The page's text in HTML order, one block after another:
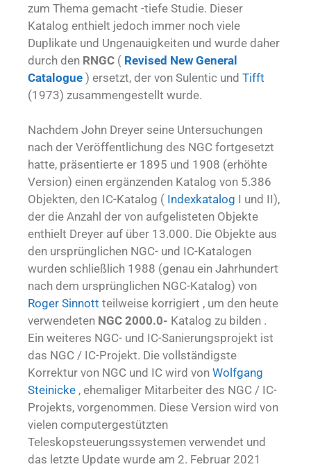
zum Thema gemacht -tiefe Studie. Dieser
Katalog enthielt jedoch immer noch viele
Duplikate und Ungenauigkeiten und wurde daher
durch den RNGC ( Revised New General
Catalogue ) ersetzt, der von Sulentic und Tifft
(1973) zusammengestellt wurde.
Nachdem John Dreyer seine Untersuchungen
nach der Veröffentlichung des NGC fortgesetzt
hatte, präsentierte er 1895 und 1908 (erhöhte
Version) einen ergänzenden Katalog von 5.386
Objekten, den IC-Katalog ( Indexkatalog I und II),
der die Anzahl der von aufgelisteten Objekte
enthielt Dreyer auf über 13.000. Die Objekte aus
den ursprünglichen NGC- und IC-Katalogen
wurden schließlich 1988 (genau ein Jahrhundert
nach dem ursprünglichen NGC-Katalog) von
Roger Sinnott teilweise korrigiert , um den heute
verwendeten NGC 2000.0- Katalog zu bilden .
Ein weiteres NGC- und IC-Sanierungsprojekt ist
das NGC / IC-Projekt. Die vollständigste
Korrektur von NGC und IC wird von Wolfgang
Steinicke , ehemaliger Mitarbeiter des NGC / IC-
Projekts, vorgenommen. Diese Version wird von
vielen computergestützten
Teleskopsteuerungssystemen verwendet und
das letzte Update wurde am 2. Februar 2021